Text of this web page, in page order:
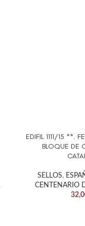
AÑADIR AL
EDIFIL 1111/15 **.
BLOQUE DE
SELLOS,
CENTENARIO